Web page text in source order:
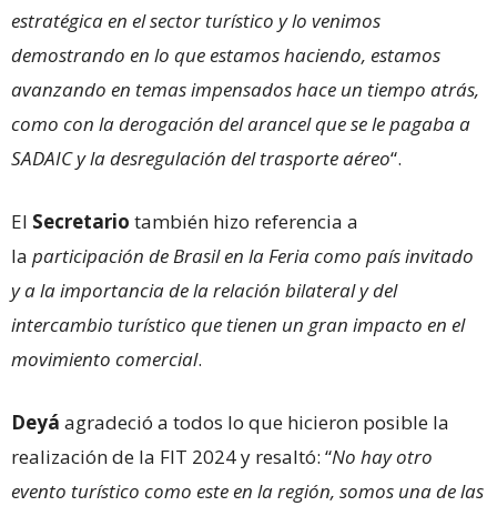
estratégica en el sector turístico y lo venimos
demostrando en lo que estamos haciendo, estamos
avanzando en temas impensados hace un tiempo atrás,
como con la derogación del arancel que se le pagaba a
SADAIC y la desregulación del trasporte aéreo“.
El Secretario también hizo referencia a
la participación de Brasil en la Feria como país invitado
y a la importancia de la relación bilateral y del
intercambio turístico que tienen un gran impacto en el
movimiento comercial.
Deyá agradeció a todos lo que hicieron posible la
realización de la FIT 2024 y resaltó: “No hay otro
evento turístico como este en la región, somos una de las